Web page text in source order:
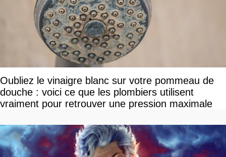
Oubliez le vinaigre blanc sur votre pommeau de
douche : voici ce que les plombiers utilisent
vraiment pour retrouver une pression maximale